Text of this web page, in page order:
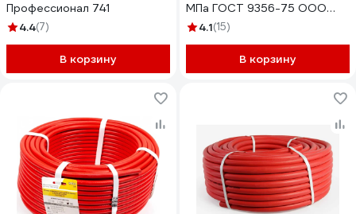
Профессионал 741
4.4(7)
В корзину
МПа ГОСТ 9356-75 ООО
Поволжский центр РТИ
4.1(15)
В корзину